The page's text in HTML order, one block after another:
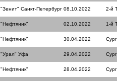
"Зенит" Санкт-Петербург 08.10.2022 2-й
"Нефтяник" 02.10.2022 1-й
"Нефтяник" 30.04.2022
"Урал" Уфа 29.04.2022
"Нефтяник" 28.04.2022